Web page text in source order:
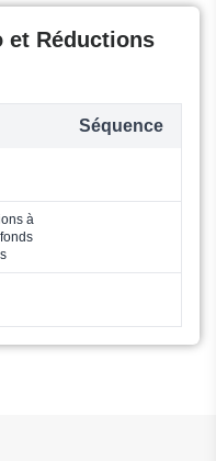
et Réductions
Séquence
à